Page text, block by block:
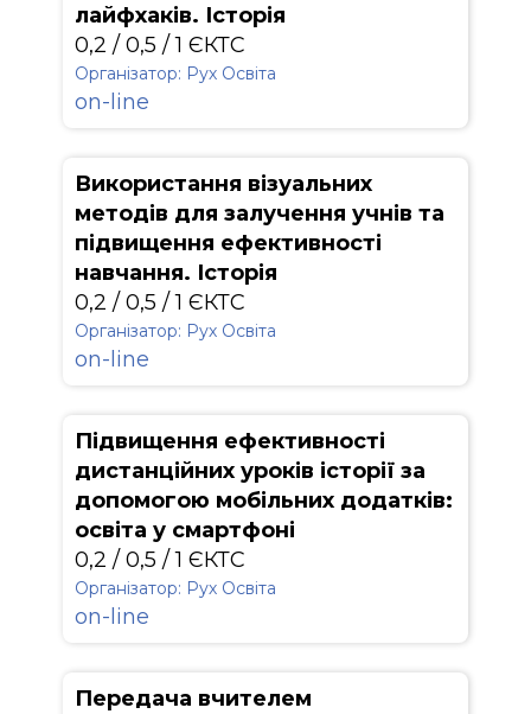
лайфхаків. Історія
0,2 / 0,5 / 1 ЄКТС
Організатор: Рух Освіта
on-line
Використання візуальних
методів для залучення учнів та
підвищення ефективності
навчання. Історія
0,2 / 0,5 / 1 ЄКТС
Організатор: Рух Освіта
on-line
Підвищення ефективності
дистанційних уроків історії за
допомогою мобільних додатків:
освіта у смартфоні
0,2 / 0,5 / 1 ЄКТС
Організатор: Рух Освіта
on-line
Передача вчителем